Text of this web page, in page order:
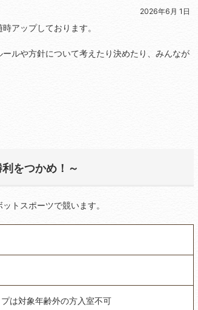
2026年6月 1日
アップしております。
ルや方針について考えたり決めたり、みんなが
をつかめ！～
トスポーツで競います。
は対象年齢外の方入室不可